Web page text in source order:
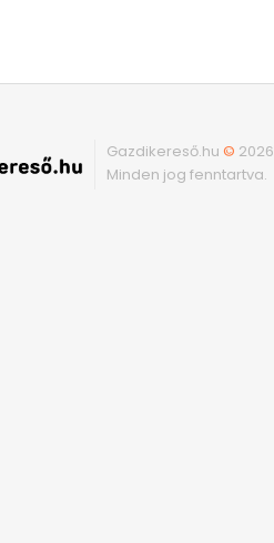
Gazdikereső.hu © 2026
Minden jog fenntartva.